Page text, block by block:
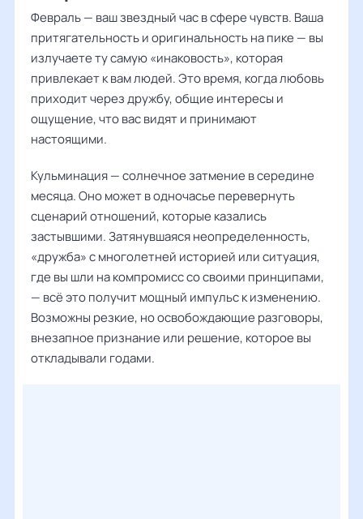
Февраль — ваш звездный час в сфере чувств. Ваша
притягательность и оригинальность на пике — вы
излучаете ту самую «инаковость», которая
привлекает к вам людей. Это время, когда любовь
приходит через дружбу, общие интересы и
ощущение, что вас видят и принимают
настоящими.
Кульминация — солнечное затмение в середине
месяца. Оно может в одночасье перевернуть
сценарий отношений, которые казались
застывшими. Затянувшаяся неопределенность,
«дружба» с многолетней историей или ситуация,
где вы шли на компромисс со своими принципами,
— всё это получит мощный импульс к изменению.
Возможны резкие, но освобождающие разговоры,
внезапное признание или решение, которое вы
откладывали годами.